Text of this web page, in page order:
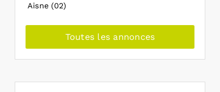
Aisne (02)
Toutes les annonces